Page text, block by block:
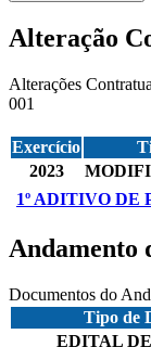
Alteração
Alterações
001
Exercício
2023
1º ADITIVO DE
Andamento
Documentos do
Tipo de
EDITAL